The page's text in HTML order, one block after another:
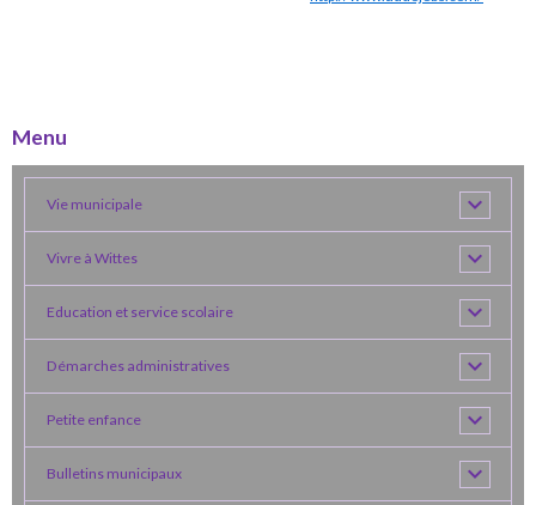
Menu
Vie municipale
Vivre à Wittes
Education et service scolaire
Démarches administratives
Petite enfance
Bulletins municipaux